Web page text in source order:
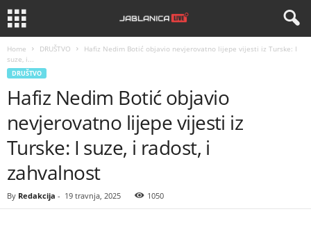
Home DRUŠTVO
Hafiz Nedim Botić objavio nevjerovatno lijepe vijesti iz Turske: I
suze, i...
DRUŠTVO
Hafiz Nedim Botić objavio
nevjerovatno lijepe vijesti iz
Turske: I suze, i radost, i
zahvalnost
By Redakcija - 19 travnja, 2025 1050